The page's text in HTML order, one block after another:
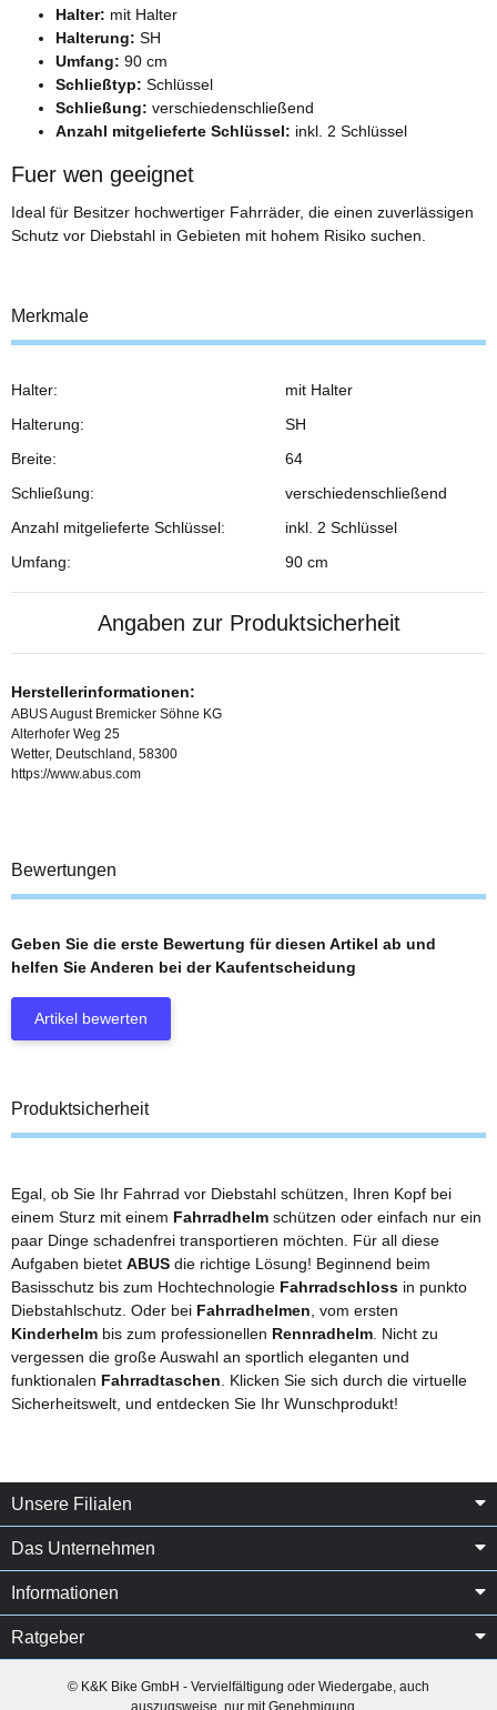
Halter: mit Halter
Halterung: SH
Umfang: 90 cm
Schließtyp: Schlüssel
Schließung: verschiedenschließend
Anzahl mitgelieferte Schlüssel: inkl. 2 Schlüssel
Fuer wen geeignet
Ideal für Besitzer hochwertiger Fahrräder, die einen zuverlässigen
Schutz vor Diebstahl in Gebieten mit hohem Risiko suchen.
Merkmale
Halter:
mit Halter
Halterung:
SH
Breite:
64
Schließung:
verschiedenschließend
Anzahl mitgelieferte Schlüssel:
inkl. 2 Schlüssel
Umfang:
90 cm
Angaben zur Produktsicherheit
Herstellerinformationen:
ABUS August Bremicker Söhne KG
Alterhofer Weg 25
Wetter, Deutschland, 58300
https://www.abus.com
Bewertungen
Geben Sie die erste Bewertung für diesen Artikel ab und
helfen Sie Anderen bei der Kaufentscheidung
Artikel bewerten
Produktsicherheit
Egal, ob Sie Ihr Fahrrad vor Diebstahl schützen, Ihren Kopf bei
einem Sturz mit einem Fahrradhelm schützen oder einfach nur ein
paar Dinge schadenfrei transportieren möchten. Für all diese
Aufgaben bietet ABUS die richtige Lösung! Beginnend beim
Basisschutz bis zum Hochtechnologie Fahrradschloss in punkto
Diebstahlschutz. Oder bei Fahrradhelmen, vom ersten
Kinderhelm bis zum professionellen Rennradhelm. Nicht zu
vergessen die große Auswahl an sportlich eleganten und
funktionalen Fahrradtaschen. Klicken Sie sich durch die virtuelle
Sicherheitswelt, und entdecken Sie Ihr Wunschprodukt!
Unsere Filialen
Das Unternehmen
Informationen
Ratgeber
© K&K Bike GmbH - Vervielfältigung oder Wiedergabe, auch